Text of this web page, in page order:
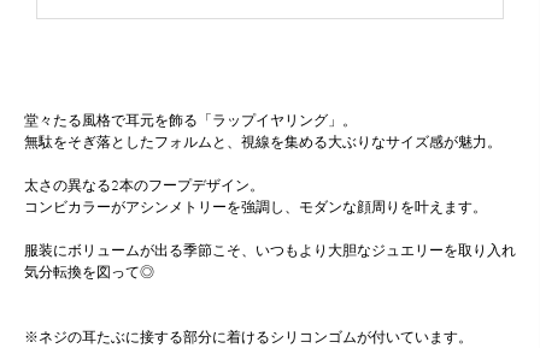
堂々たる風格で耳元を飾る「ラップイヤリング」。
無駄をそぎ落としたフォルムと、視線を集める大ぶりなサイズ感が魅力。
太さの異なる2本のフープデザイン。
コンビカラーがアシンメトリーを強調し、モダンな顔周りを叶えます。
服装にボリュームが出る季節こそ、いつもより大胆なジュエリーを取り入れ
気分転換を図って◎
※ネジの耳たぶに接する部分に着けるシリコンゴムが付いています。